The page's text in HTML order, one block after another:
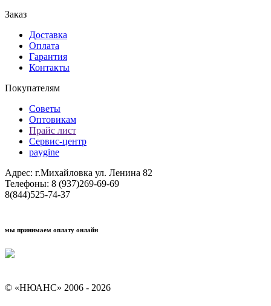
Заказ
Доставка
Оплата
Гарантия
Контакты
Покупателям
Советы
Оптовикам
Прайс лист
Сервис-центр
paygine
Адрес: г.Михайловка ул. Ленина 82
Телефоны: 8 (937)269-69-69
8(844)525-74-37
мы принимаем оплату онлайн
© «НЮАНС» 2006 - 2026